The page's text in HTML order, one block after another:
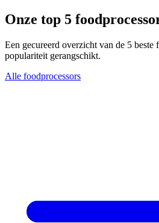
Onze top 5
Een gecureerd overzicht van de 5 beste
populariteit gerangschikt.
Alle foodprocessors